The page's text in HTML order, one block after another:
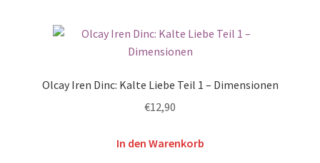
Olcay Iren Dinc: Kalte Liebe Teil 1 – Dimensionen
€12,90
In den Warenkorb